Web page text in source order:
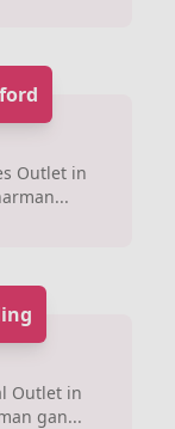
Outlet in
Outlet in
gan...